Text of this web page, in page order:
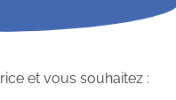
et vous souhaitez :